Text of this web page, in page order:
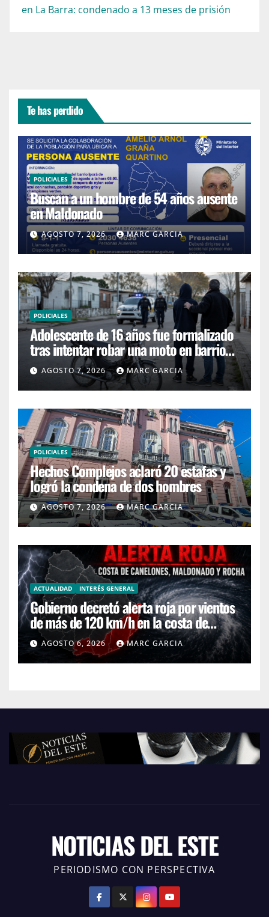
en La Barra: condenado a 13 meses de prisión
Te has perdido
POLICIALES
Buscan a un hombre de 54 años ausente
en Maldonado
AGOSTO 7, 2026 MARC GARCIA
POLICIALES
Adolescente de 16 años fue formalizado
tras intentar robar una moto en barrio
4HAGOSTO 7, 2026 MARC GARCIA
POLICIALES
Hechos Complejos aclaró 20 estafas y
logró la condena de dos hombres
AGOSTO 7, 2026 MARC GARCIA
ACTUALIDAD INTERÉS GENERAL
Gobierno decretó alerta roja por vientos
de más de 120 km/h en la costa de
Canelones, Maldonado y Rocha
AGOSTO 6, 2026 MARC GARCIA
NOTICIAS DEL ESTE
PERIODISMO CON PERSPECTIVA